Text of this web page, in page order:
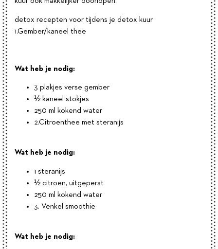
detox recepten voor tijdens je detox kuur
1.Gember/kaneel thee
Wat heb je nodig:
3 plakjes verse gember
½ kaneel stokjes
250 ml kokend water
2.Citroenthee met steranijs
Wat heb je nodig:
1 steranijs
½ citroen, uitgeperst
250 ml kokend water
3. Venkel smoothie
Wat heb je nodig: